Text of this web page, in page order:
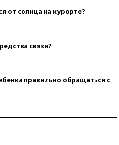
от солнца на курорте?
связи?
правильно обращаться с